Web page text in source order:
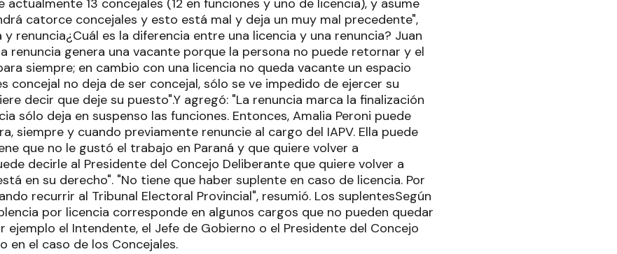
actualmente 13 concejales (12 en funciones y uno de licencia), y asume
catorce concejales y esto está mal y deja un muy mal precedente",
y renuncia¿Cuál es la diferencia entre una licencia y una renuncia? Juan
renuncia genera una vacante porque la persona no puede retornar y el
siempre; en cambio con una licencia no queda vacante un espacio
concejal no deja de ser concejal, sólo se ve impedido de ejercer su
decir que deje su puesto".Y agregó: "La renuncia marca la finalización
sólo deja en suspenso las funciones. Entonces, Amalia Peroni puede
siempre y cuando previamente renuncie al cargo del IAPV. Ella puede
que no le gustó el trabajo en Paraná y que quiere volver a
decirle al Presidente del Concejo Deliberante que quiere volver a
en su derecho". "No tiene que haber suplente en caso de licencia. Por
recurrir al Tribunal Electoral Provincial", resumió. Los suplentesSegún
por licencia corresponde en algunos cargos que no pueden quedar
ejemplo el Intendente, el Jefe de Gobierno o el Presidente del Concejo
en el caso de los Concejales.